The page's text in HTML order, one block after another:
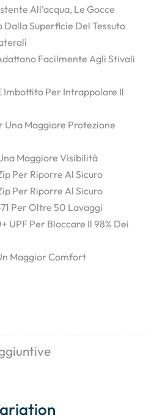
All’acqua, Le Gocce
Dalla Superficie Del Tessuto
Facilmente Agli Stivali
Imbottito Per Intrappolare Il
Una Maggiore Protezione
Maggiore Visibilità
Per Riporre Al Sicuro
Per Riporre Al Sicuro
Per Oltre 50 Lavaggi
UPF Per Bloccare Il 98% Dei
Maggior Comfort